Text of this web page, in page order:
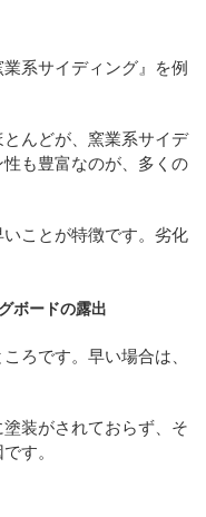
系サイディング』を例
んどが、窯業系サイデ
も豊富なのが、多くの
ことが特徴です。劣化
ボードの露出
ろです。早い場合は、
装がされておらず、そ
す。